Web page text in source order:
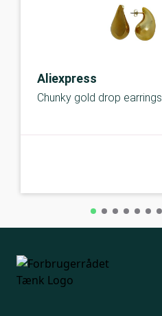
Aliexpress
Chunky gold drop earrings